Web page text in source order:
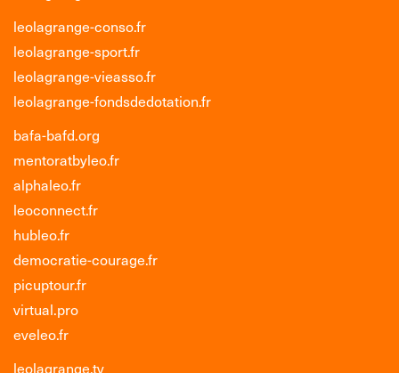
leolagrange-conso.fr
leolagrange-sport.fr
leolagrange-vieasso.fr
leolagrange-fondsdedotation.fr
bafa-bafd.org
mentoratbyleo.fr
alphaleo.fr
leoconnect.fr
hubleo.fr
democratie-courage.fr
picuptour.fr
virtual.pro
eveleo.fr
leolagrange.tv